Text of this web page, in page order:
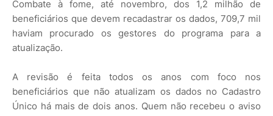
Combate à fome, até novembro, dos 1,2 milhão de
beneficiários que devem recadastrar os dados, 709,7 mil
haviam procurado os gestores do programa para a
atualização.
A revisão é feita todos os anos com foco nos
beneficiários que não atualizam os dados no Cadastro
Único há mais de dois anos. Quem não recebeu o aviso